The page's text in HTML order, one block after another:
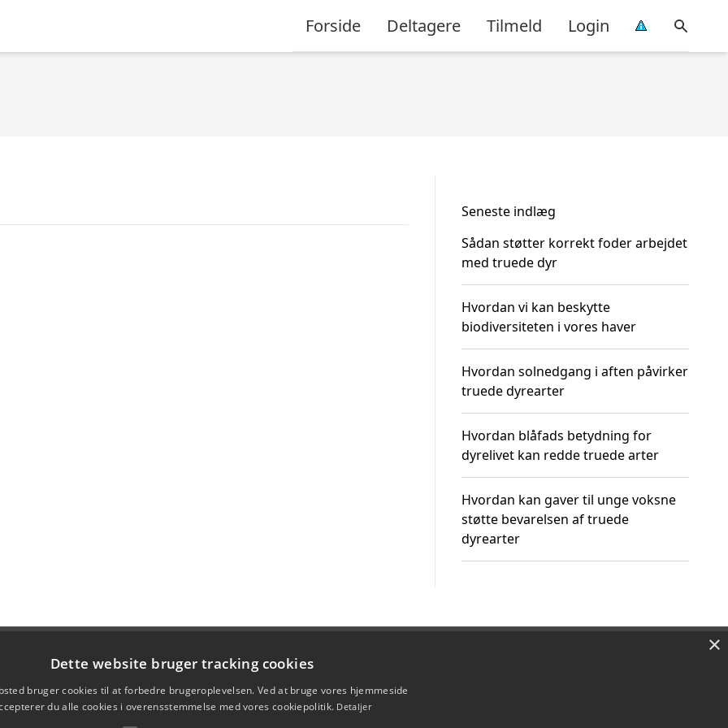
Forside Deltagere Tilmeld Login
Seneste indlæg
Sådan støtter korrekt foder arbejdet
med truede dyr
Hvordan vi kan beskytte
biodiversiteten i vores haver
Hvordan solnedgang i aften påvirker
truede dyrearter
Hvordan blåfads betydning for
dyrelivet kan redde truede arter
Hvordan kan gaver til unge voksne
støtte bevarelsen af truede
dyrearter
×
Dette website bruger tracking cookies
bruger cookies til at forbedre brugeroplevelsen. Ved at bruge vores hjemmeside
du alle cookies i overensstemmelse med vores cookiepolitik. Detaljer